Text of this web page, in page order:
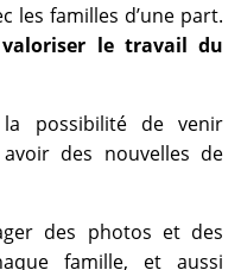
les familles d’une part.
valoriser le travail du
possibilité de venir
des nouvelles de
des photos et des
famille, et aussi